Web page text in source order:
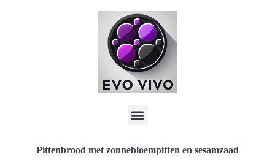
Pittenbrood met zonnebloempitten en sesamzaad